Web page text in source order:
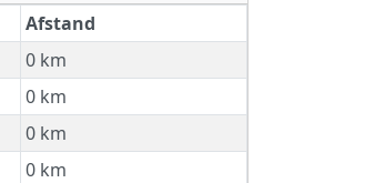
Afstand
0 km
0 km
0 km
0 km